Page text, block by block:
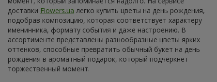
доставки Flowers.ua легко купить цветы на день рождения,
подобрав композицию, которая соответствует характеру
именинника, формату события и даже настроению. В
ассортименте представлены разнообразные цветы ярких
оттенков, способные превратить обычный букет на день
рождения в ароматный подарок, который подчеркнёт
торжественный момент.